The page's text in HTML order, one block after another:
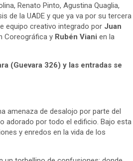
Renato Pinto, Agustina Quaglia,
de la UADE y que ya va por su tercera
equipo creativo integrado por Juan
Coreográfica y Rubén Viani en la
(Guevara 326) y las entradas se
amenaza de desalojo por parte del
adorado por todo el edificio. Bajo esta
y enredos en la vida de los